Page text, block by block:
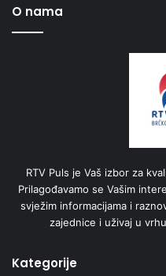
O nama
RTV Puls je Vaš izbor za
Prilagođavamo se Vašim
svježim informacijama i
zajednice i uživaj u
Kategorije